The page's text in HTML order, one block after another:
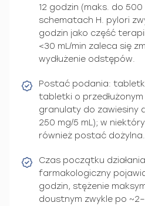
12 godzin (maks. do
schematach H. pylori
godzin jako część
<30 mL/min zaleca się
wydłużenie odstępów.
Postać podania:
tabletki o
granulaty do zawiesiny
250 mg/5 mL); w
również postać dożylna.
Czas początku
farmakologiczny
godzin, stężenie
doustnym zwykle po